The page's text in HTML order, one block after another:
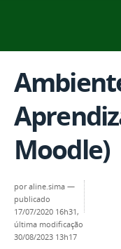
Moodle)
poraline.sima —
publicado
17/07/2020 16h31,
última modificação
30/08/2023 13h17